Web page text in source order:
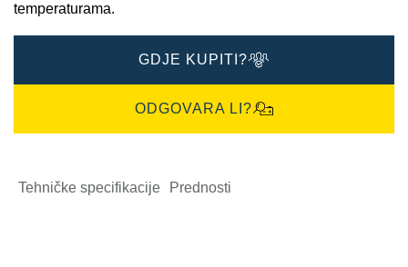
temperaturama.
GDJE KUPITI?
ODGOVARA LI?
Tehničke specifikacije Prednosti